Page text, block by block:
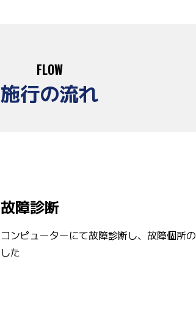
FLOW
施行の流れ
故障診断
コンピューターにて故障診断し、故障個所
した